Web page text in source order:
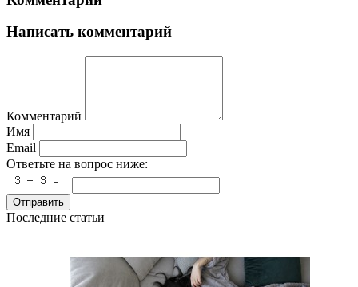
Написать комментарий
Комментарий
Имя
Email
Ответьте на вопрос ниже:
Отправить
Последние статьи